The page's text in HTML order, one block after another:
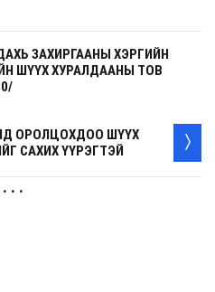
ЗАХИРГААНЫ ХЭРГИЙН
ШҮҮХ ХУРАЛДААНЫ ТОВ
ОРОЛЦОХДОО ШҮҮХ
САХИХ ҮҮРЭГТЭЙ
. . .